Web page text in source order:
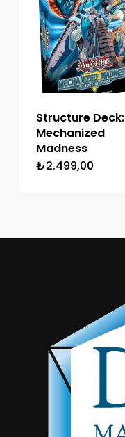
Structure Deck:
Mechanized
Madness
₺2.499,00